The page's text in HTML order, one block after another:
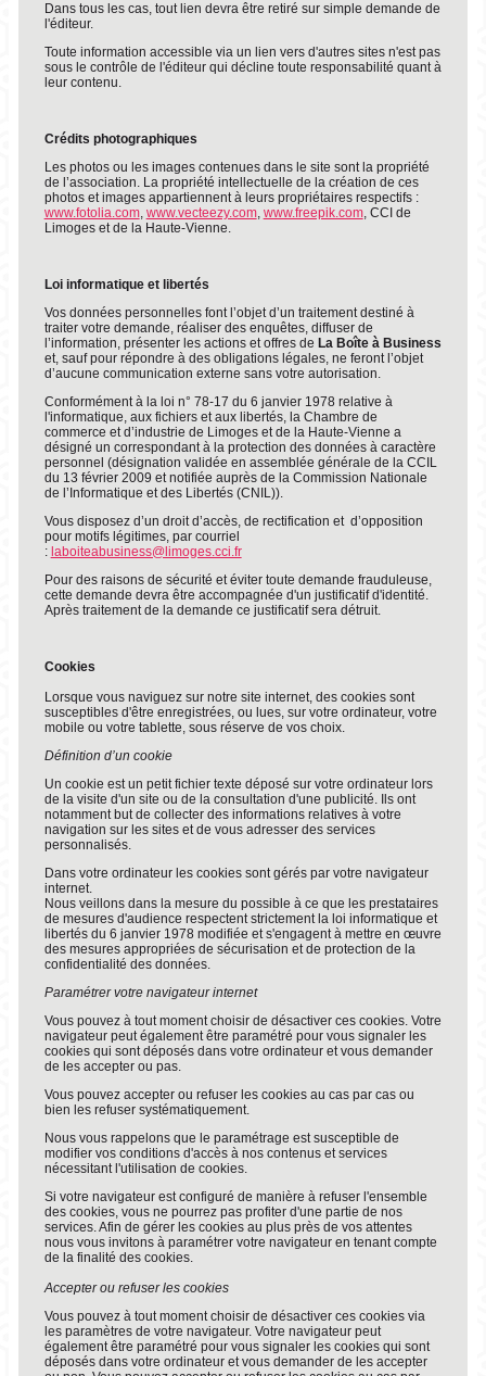
Dans tous les cas, tout lien devra être retiré sur simple demande de
l'éditeur.
Toute information accessible via un lien vers d'autres sites n'est pas
sous le contrôle de l'éditeur qui décline toute responsabilité quant à
leur contenu.
Crédits photographiques
Les photos ou les images contenues dans le site sont la propriété
de l’association. La propriété intellectuelle de la création de ces
photos et images appartiennent à leurs propriétaires respectifs :
www.fotolia.com, www.vecteezy.com, www.freepik.com, CCI de
Limoges et de la Haute-Vienne.
Loi informatique et libertés
Vos données personnelles font l’objet d’un traitement destiné à
traiter votre demande, réaliser des enquêtes, diffuser de
l’information, présenter les actions et offres de La Boîte à Business
et, sauf pour répondre à des obligations légales, ne feront l’objet
d’aucune communication externe sans votre autorisation.
Conformément à la loi n° 78-17 du 6 janvier 1978 relative à
l'informatique, aux fichiers et aux libertés, la Chambre de
commerce et d’industrie de Limoges et de la Haute-Vienne a
désigné un correspondant à la protection des données à caractère
personnel (désignation validée en assemblée générale de la CCIL
du 13 février 2009 et notifiée auprès de la Commission Nationale
de l’Informatique et des Libertés (CNIL)).
Vous disposez d’un droit d’accès, de rectification et d’opposition
pour motifs légitimes, par courriel
: laboiteabusiness@limoges.cci.fr
Pour des raisons de sécurité et éviter toute demande frauduleuse,
cette demande devra être accompagnée d'un justificatif d'identité.
Après traitement de la demande ce justificatif sera détruit.
Cookies
Lorsque vous naviguez sur notre site internet, des cookies sont
susceptibles d'être enregistrées, ou lues, sur votre ordinateur, votre
mobile ou votre tablette, sous réserve de vos choix.
Définition d’un cookie
Un cookie est un petit fichier texte déposé sur votre ordinateur lors
de la visite d'un site ou de la consultation d'une publicité. Ils ont
notamment but de collecter des informations relatives à votre
navigation sur les sites et de vous adresser des services
personnalisés.
Dans votre ordinateur les cookies sont gérés par votre navigateur
internet.
Nous veillons dans la mesure du possible à ce que les prestataires
de mesures d'audience respectent strictement la loi informatique et
libertés du 6 janvier 1978 modifiée et s'engagent à mettre en œuvre
des mesures appropriées de sécurisation et de protection de la
confidentialité des données.
Paramétrer votre navigateur internet
Vous pouvez à tout moment choisir de désactiver ces cookies. Votre
navigateur peut également être paramétré pour vous signaler les
cookies qui sont déposés dans votre ordinateur et vous demander
de les accepter ou pas.
Vous pouvez accepter ou refuser les cookies au cas par cas ou
bien les refuser systématiquement.
Nous vous rappelons que le paramétrage est susceptible de
modifier vos conditions d'accès à nos contenus et services
nécessitant l'utilisation de cookies.
Si votre navigateur est configuré de manière à refuser l'ensemble
des cookies, vous ne pourrez pas profiter d'une partie de nos
services. Afin de gérer les cookies au plus près de vos attentes
nous vous invitons à paramétrer votre navigateur en tenant compte
de la finalité des cookies.
Accepter ou refuser les cookies
Vous pouvez à tout moment choisir de désactiver ces cookies via
les paramètres de votre navigateur. Votre navigateur peut
également être paramétré pour vous signaler les cookies qui sont
déposés dans votre ordinateur et vous demander de les accepter